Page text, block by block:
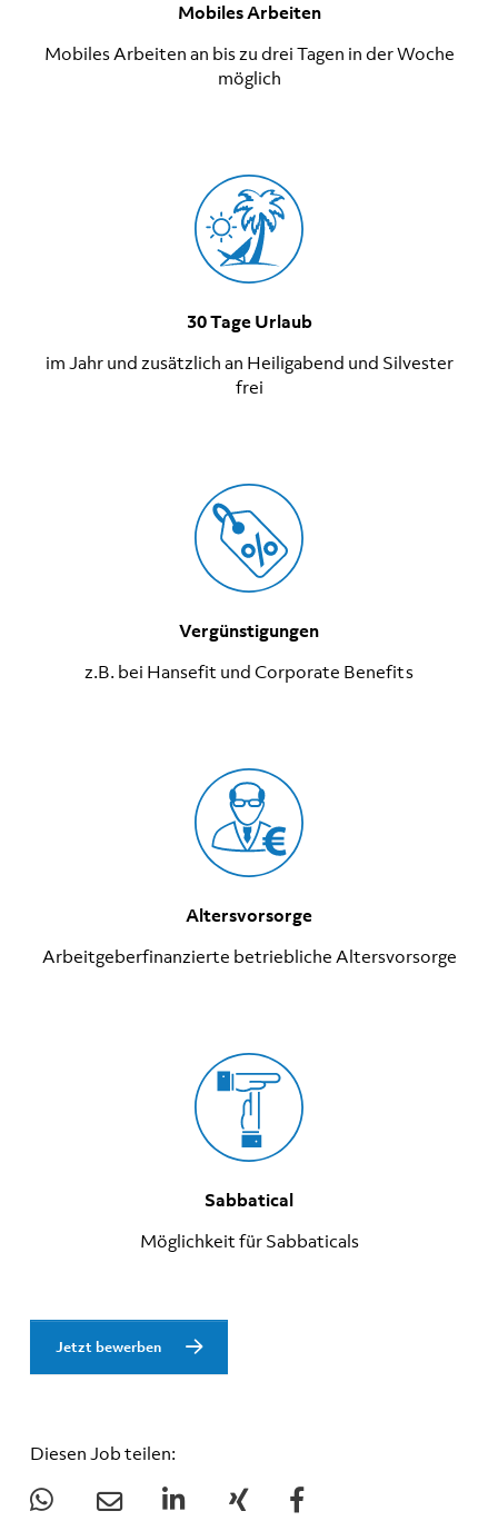
Mobiles Arbeiten
Mobiles Arbeiten an bis zu drei Tagen in der Woche
möglich
30 Tage Urlaub
im Jahr und zusätzlich an Heiligabend und Silvester
frei
Vergünstigungen
z.B. bei Hansefit und Corporate Benefits
Altersvorsorge
Arbeitgeberfinanzierte betriebliche Altersvorsorge
Sabbatical
Möglichkeit für Sabbaticals
Jetzt bewerben
Diesen Job teilen: